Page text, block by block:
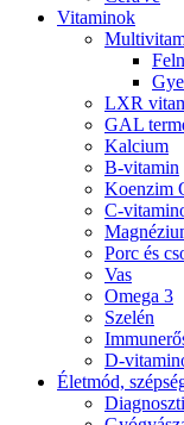
Vitaminok
LXR
GAL
Kalcium
B-vitamin
Koenzim
C-
Porc és
Vas
Omega 3
Szelén
D-
Életmód,